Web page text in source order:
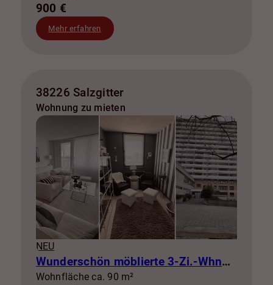
900 €
Mehr erfahren
38226 Salzgitter
Wohnung zu mieten
NEU
Wunderschön möblierte 3-Zi.-Whng mit Balkon zur Miete! SZ-Lebenstedt
Wohnfläche ca. 90 m²